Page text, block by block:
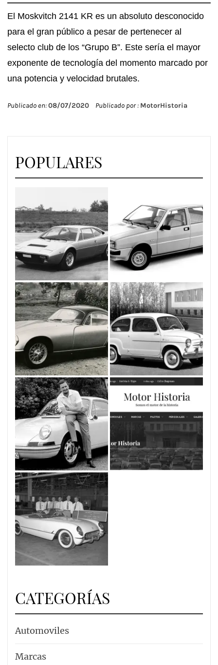
El Moskvitch 2141 KR es un absoluto desconocido
para el gran público a pesar de pertenecer al
selecto club de los “Grupo B”. Este sería el mayor
exponente de tecnología del momento marcado por
una potencia y velocidad brutales.
Publicado en:08/07/2020 Publicado por : MotorHistoria
POPULARES
CATEGORÍAS
Automoviles
Marcas